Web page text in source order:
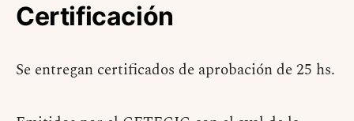
Certificación
Se entregan certificados de aprobación de 25 hs.